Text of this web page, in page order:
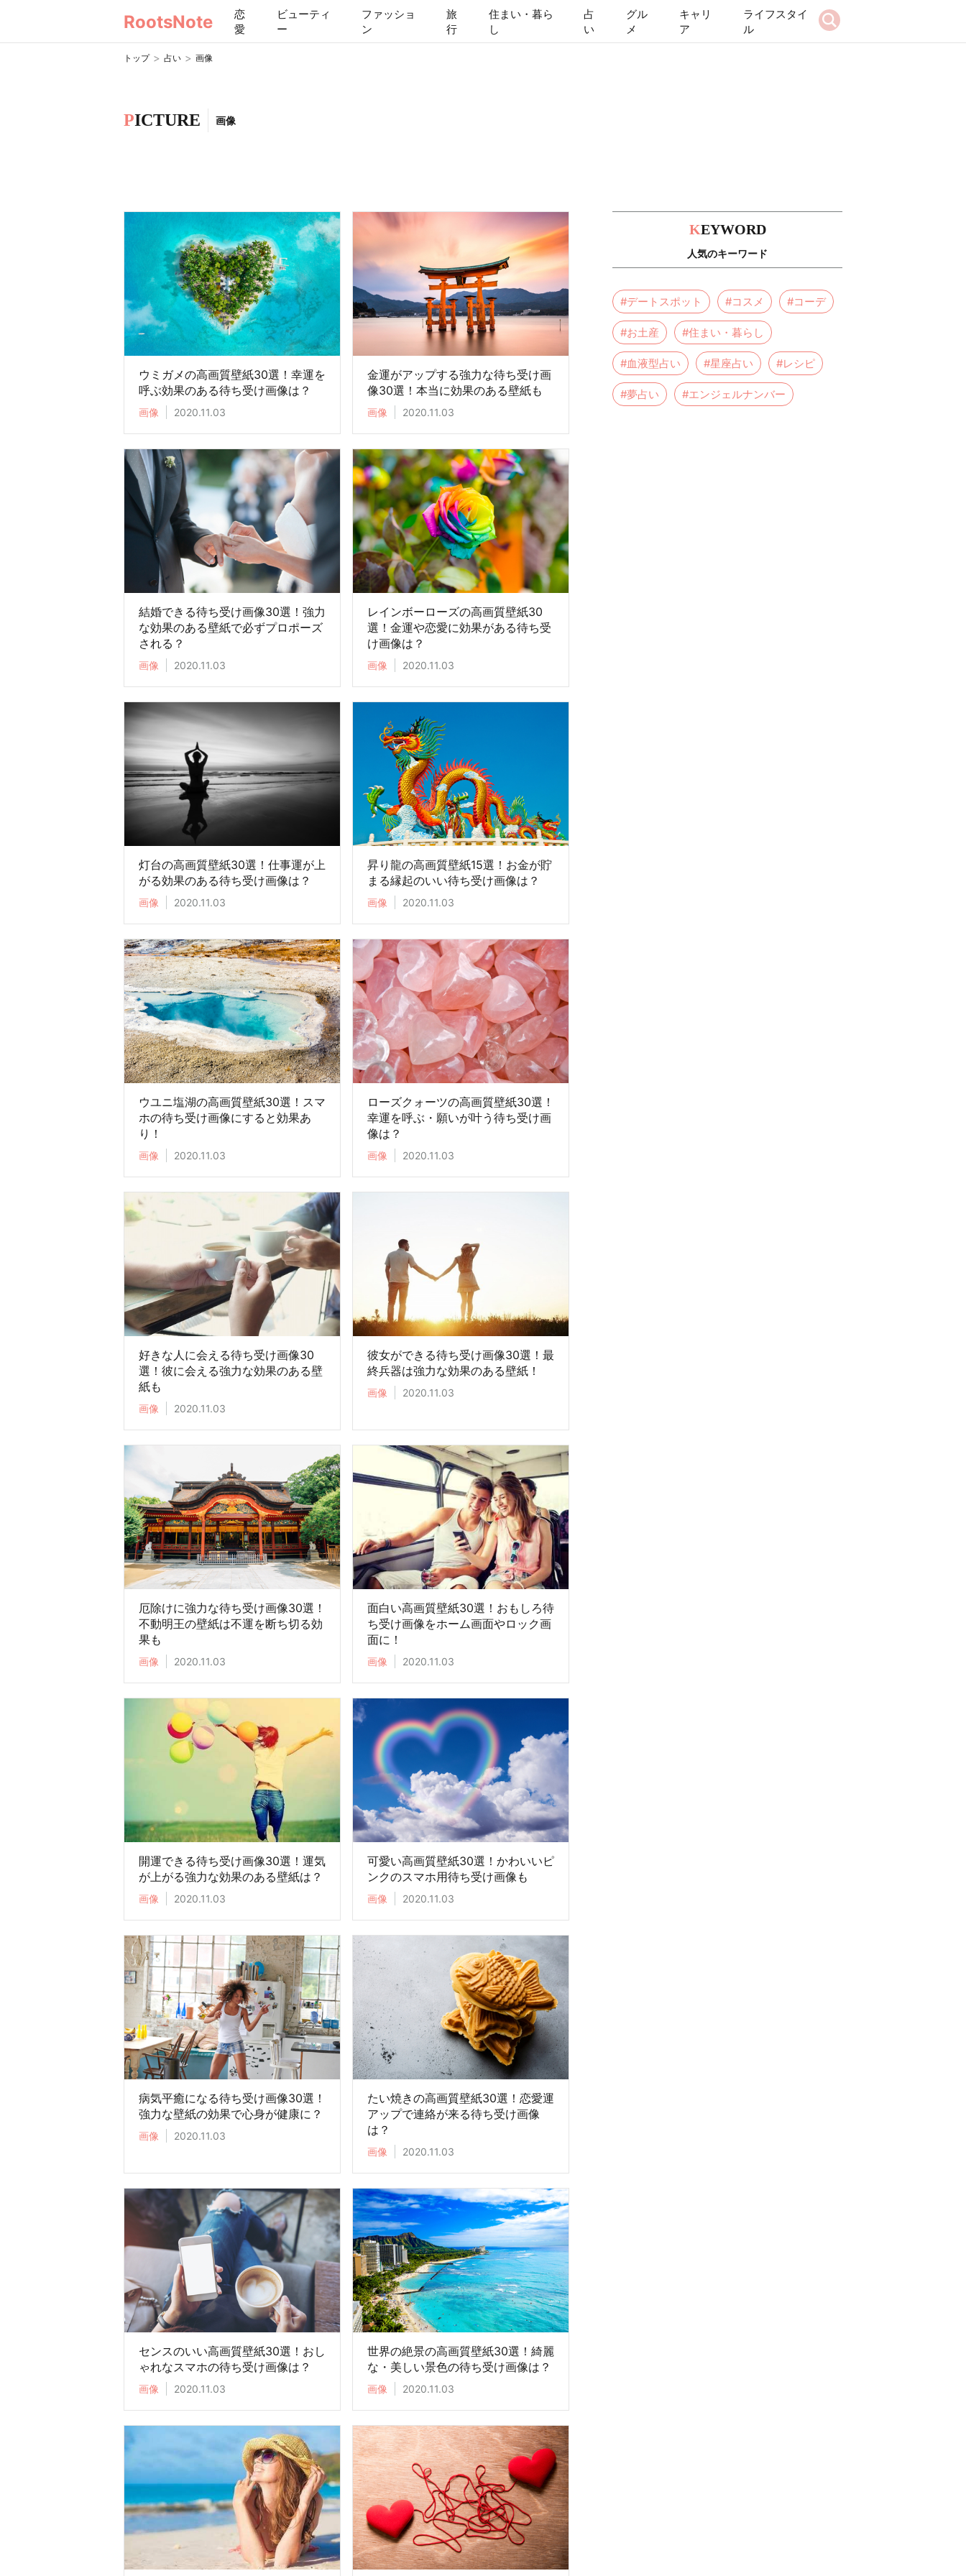
RootsNote
恋
愛
ビューティ
ー
ファッショ
ン
旅
行
住まい・暮ら
し
占
い
グル
メ
キャリ
ア
ライフスタイ
ル
トップ > 占い > 画像
PICTURE 画像
ウミガメの高画質壁紙30選！幸運を
呼ぶ効果のある待ち受け画像は？
画像 2020.11.03
金運がアップする強力な待ち受け画
像30選！本当に効果のある壁紙も
画像 2020.11.03
結婚できる待ち受け画像30選！強力
な効果のある壁紙で必ずプロポーズ
される？
画像 2020.11.03
レインボーローズの高画質壁紙30
選！金運や恋愛に効果がある待ち受
け画像は？
画像 2020.11.03
灯台の高画質壁紙30選！仕事運が上
がる効果のある待ち受け画像は？
画像 2020.11.03
昇り龍の高画質壁紙15選！お金が貯
まる縁起のいい待ち受け画像は？
画像 2020.11.03
ウユニ塩湖の高画質壁紙30選！スマ
ホの待ち受け画像にすると効果あ
り！
画像 2020.11.03
ローズクォーツの高画質壁紙30選！
幸運を呼ぶ・願いが叶う待ち受け画
像は？
画像 2020.11.03
好きな人に会える待ち受け画像30
選！彼に会える強力な効果のある壁
紙も
画像 2020.11.03
彼女ができる待ち受け画像30選！最
終兵器は強力な効果のある壁紙！
画像 2020.11.03
厄除けに強力な待ち受け画像30選！
不動明王の壁紙は不運を断ち切る効
果も
画像 2020.11.03
面白い高画質壁紙30選！おもしろ待
ち受け画像をホーム画面やロック画
面に！
画像 2020.11.03
開運できる待ち受け画像30選！運気
が上がる強力な効果のある壁紙は？
画像 2020.11.03
可愛い高画質壁紙30選！かわいいピ
ンクのスマホ用待ち受け画像も
画像 2020.11.03
病気平癒になる待ち受け画像30選！
強力な壁紙の効果で心身が健康に？
画像 2020.11.03
たい焼きの高画質壁紙30選！恋愛運
アップで連絡が来る待ち受け画像
は？
画像 2020.11.03
センスのいい高画質壁紙30選！おし
ゃれなスマホの待ち受け画像は？
画像 2020.11.03
世界の絶景の高画質壁紙30選！綺麗
な・美しい景色の待ち受け画像は？
画像 2020.11.03
KEYWORD
人気のキーワード
#デートスポット #コスメ #コーデ
#お土産 #住まい・暮らし
#血液型占い #星座占い #レシピ
#夢占い #エンジェルナンバー